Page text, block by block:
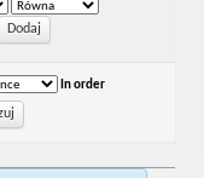
In order